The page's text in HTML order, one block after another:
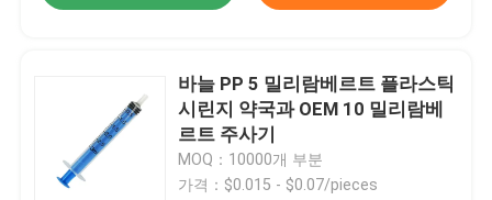
바늘 PP 5 밀리람베르트 플라스틱
시린지 약국과 OEM 10 밀리람베
르트 주사기
MOQ：10000개 부분
가격：$0.015 - $0.07/pieces